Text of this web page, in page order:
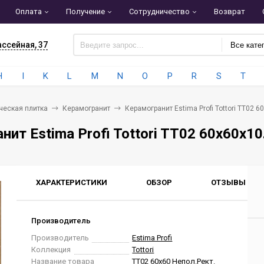
Оплата Получение Сотрудничество Возврат
37 Все
I K L M N O P R S T
плитка Керамогранит Керамогранит Estima Profi Tottori TT02
Estima Profi Tottori TT02
ХАРАКТЕРИСТИКИ ОБЗОР ОТЗЫВЫ
Производитель
Производитель
Estima Profi
Коллекция
Tottori
Название товара
TT02 60x60 Непол.Рект.